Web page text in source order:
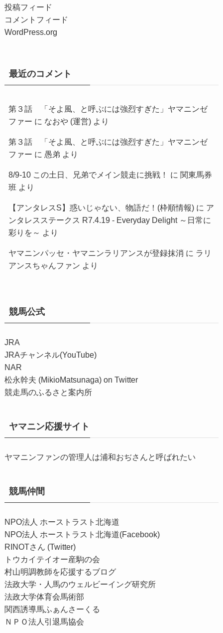
投稿フィード
コメントフィード
WordPress.org
最近のコメント
第３話 「そよ風、と呼ぶには強烈すぎた」ヤマニンゼ
ファー に なおや (運営)より
第３話 「そよ風、と呼ぶには強烈すぎた」ヤマニンゼ
ファー に 愚弟 より
8/9-10 この土日、兄弟でメイン競走に挑戦！ に 関東馬券
班 より
【アンタレスS】惑いじゃない、物語だ！(枠順情報)に ア
ンタレスステークス R7.4.19 - Everyday Delight ～日常に
彩りを～ より
ヤマニンパッセ・ヤマニンラリアンスが登録抹消 に ラリ
アンスちゃんファン より
競馬公式
JRA
JRAチャンネル(YouTube)
NAR
松永幹夫 (MikioMatsunaga) on Twitter
競走馬のふるさと案内所
ヤマニン応援サイト
ヤマニンファンの管理人は浦和おぢさんと呼ばれたい
競馬仲間
NPO法人 ホーストラスト北海道
NPO法人 ホーストラスト北海道(Facebook)
RINOTさん (Twitter)
トウカイテイオー産駒の会
村山明調教師を応援するブログ
法政大学・人馬のウェルビーイング研究所
法政大学体育会馬術部
関西誘導馬ふぁんさーくる
ＮＰＯ法人引退馬協会